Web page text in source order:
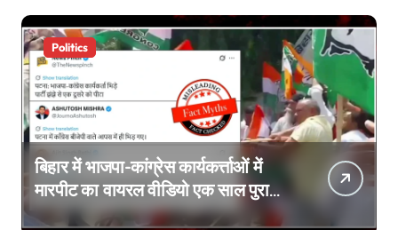
Politics
बिहार में भाजपा-कांग्रेस कार्यकर्त्ताओं में
मारपीट का वायरल वीडियो एक साल पुराना
है